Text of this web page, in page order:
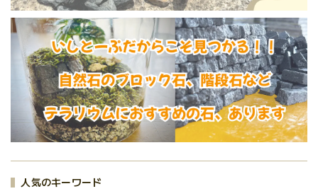
人気のキーワード